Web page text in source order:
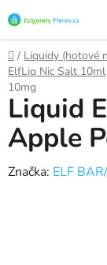
na
obsah
Domů
/ Liquidy (hotové
ElfLiq Nic Salt 10ml
10mg
Liquid
Apple
Značka: ELF